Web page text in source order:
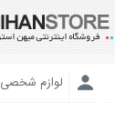
لوازم شخصی